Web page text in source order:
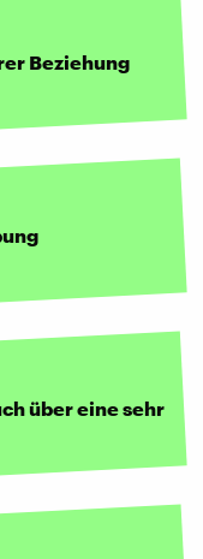
Beziehung
über eine sehr